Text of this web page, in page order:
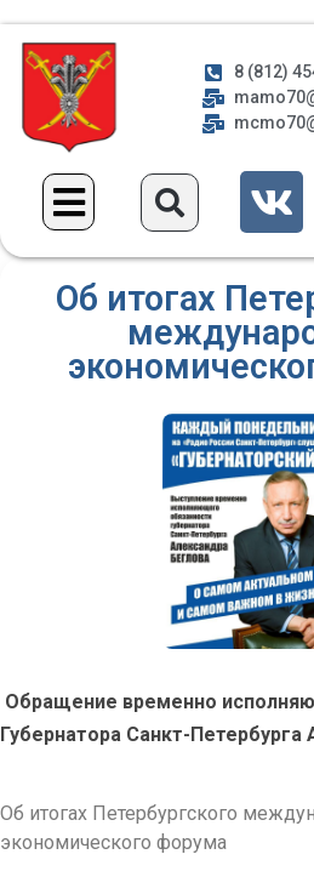
8 (812)
Об итогах
Обращение временно
Губернатора Санкт-Петербурга
Об итогах Петербургского
экономического форума